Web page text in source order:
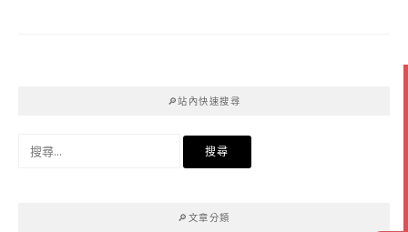
🔎站內快速搜尋
🔎文章分類